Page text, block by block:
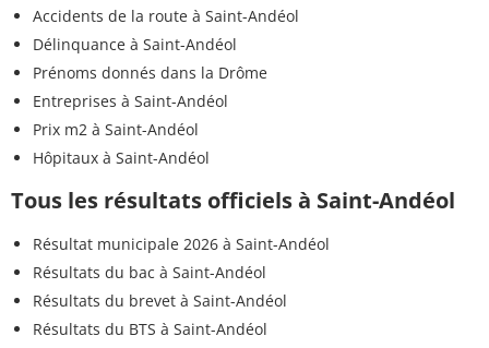
Accidents de la route à Saint-Andéol
Délinquance à Saint-Andéol
Prénoms donnés dans la Drôme
Entreprises à Saint-Andéol
Prix m2 à Saint-Andéol
Hôpitaux à Saint-Andéol
Tous les résultats officiels à Saint-Andéol
Résultat municipale 2026 à Saint-Andéol
Résultats du bac à Saint-Andéol
Résultats du brevet à Saint-Andéol
Résultats du BTS à Saint-Andéol